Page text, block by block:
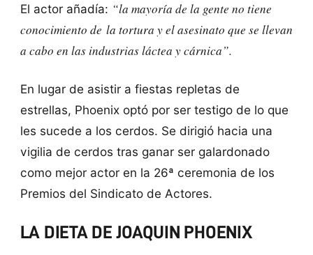
El actor añadía: “la mayoría de la gente no tiene
conocimiento de la tortura y el asesinato que se llevan
a cabo en las industrias láctea y cárnica”.
En lugar de asistir a fiestas repletas de
estrellas, Phoenix optó por ser testigo de lo que
les sucede a los cerdos. Se dirigió hacia una
vigilia de cerdos tras ganar ser galardonado
como mejor actor en la 26ª ceremonia de los
Premios del Sindicato de Actores.
LA DIETA DE JOAQUIN PHOENIX